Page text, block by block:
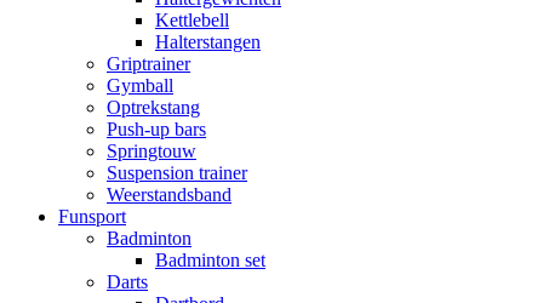
Kettlebell
Halterstangen
Griptrainer
Gymball
Optrekstang
Push-up bars
Springtouw
Suspension trainer
Weerstandsband
Funsport
Badminton
Badminton set
Darts